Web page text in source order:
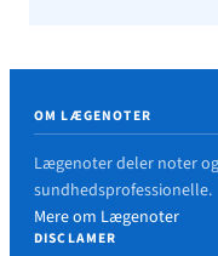
OM LÆGENOTER
Lægenoter deler noter
sundhedsprofessionelle.
Mere om Lægenoter
DISCLAMER